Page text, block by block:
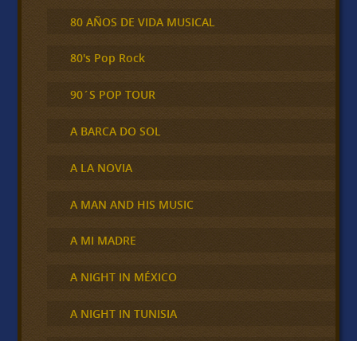
80 AÑOS DE VIDA MUSICAL
80's Pop Rock
90´S POP TOUR
A BARCA DO SOL
A LA NOVIA
A MAN AND HIS MUSIC
A MI MADRE
A NIGHT IN MÉXICO
A NIGHT IN TUNISIA